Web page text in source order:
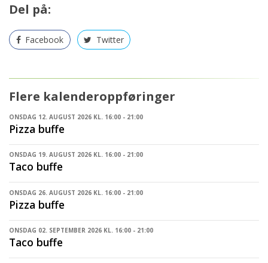
Del på:
Facebook Twitter
Flere kalenderoppføringer
ONSDAG 12. AUGUST 2026 KL. 16:00 - 21:00
Pizza buffe
ONSDAG 19. AUGUST 2026 KL. 16:00 - 21:00
Taco buffe
ONSDAG 26. AUGUST 2026 KL. 16:00 - 21:00
Pizza buffe
ONSDAG 02. SEPTEMBER 2026 KL. 16:00 - 21:00
Taco buffe